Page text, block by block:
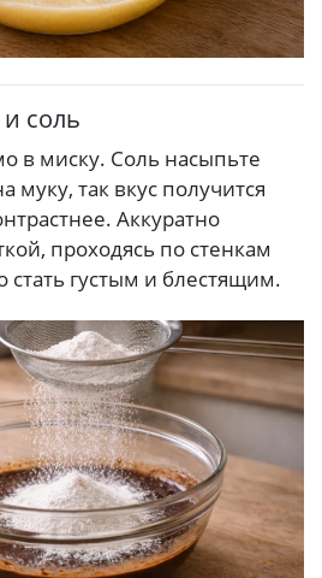
соль
в миску. Соль насыпьте
так вкус получится
Аккуратно
проходясь по стенкам
стать густым и блестящим.